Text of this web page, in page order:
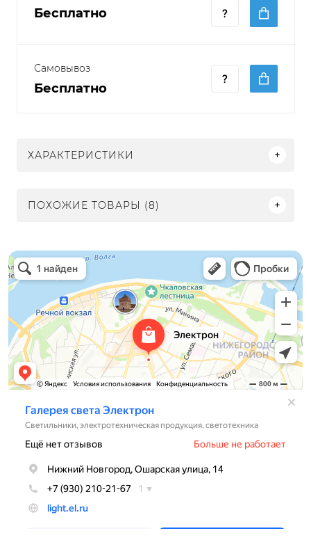
Бесплатно
Самовывоз
Бесплатно
ХАРАКТЕРИСТИКИ
ПОХОЖИЕ ТОВАРЫ (8)
Электрон
Светильники в Нижнем Новгороде
Электротехническая продукция в Нижнем Новгороде